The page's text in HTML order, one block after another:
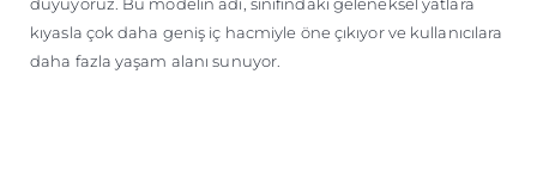
kıyasla çok daha geniş iç hacmiyle öne çıkıyor ve kullanıcılara
daha fazla yaşam alanı sunuyor.